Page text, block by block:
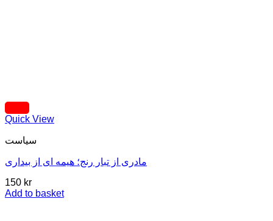
Quick View
سیاست
مادری از تبار رنج؛ هیمه ای از بیداری
150 kr
Add to basket